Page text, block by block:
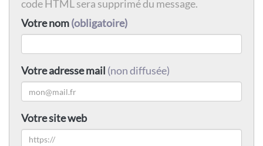
code HTML sera supprimé du message.
Votre nom(obligatoire)
Votre adresse mail (non diffusée)
Votre site web